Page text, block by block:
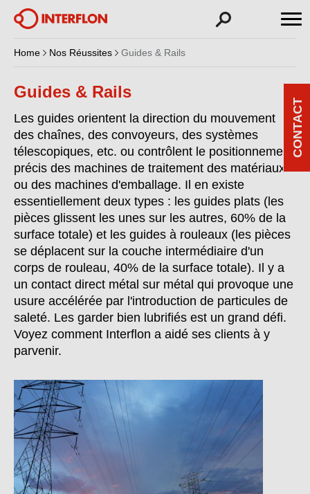
Home Nos Réussites Guides & Rails
Guides & Rails
Les guides orientent la direction du mouvement
des chaînes, des convoyeurs, des systèmes
télescopiques, etc. ou contrôlent le positionnement
précis des machines de traitement des matériaux
ou des machines d'emballage. Il en existe
essentiellement deux types : les guides plats (les
pièces glissent les unes sur les autres, 60% de la
surface totale) et les guides à rouleaux (les pièces
se déplacent sur la couche intermédiaire d'un
corps de rouleau, 40% de la surface totale). Il y a
un contact direct métal sur métal qui provoque une
usure accélérée par l'introduction de particules de
saleté. Les garder bien lubrifiés est un grand défi.
Voyez comment Interflon a aidé ses clients à y
parvenir.
CONTACT